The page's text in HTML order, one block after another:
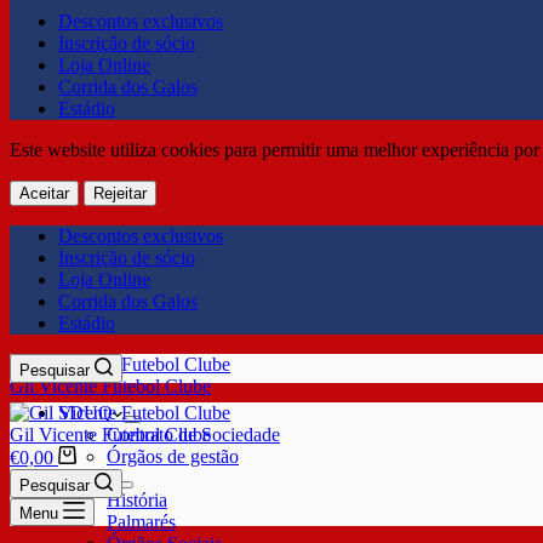
Descontos exclusivos
Inscrição de sócio
Loja Online
Corrida dos Galos
Estádio
Este website utiliza cookies para permitir uma melhor experiência
Aceitar Rejeitar
Descontos exclusivos
Inscrição de sócio
Loja Online
Corrida dos Galos
Estádio
Gil Vicente Futebol Clube
Pesquisar
SDUQ
Contrato de Sociedade
Órgãos de gestão
Clube
História
Palmarés
Gil Vicente Futebol Clube
€0,00
Pesquisar
Menu